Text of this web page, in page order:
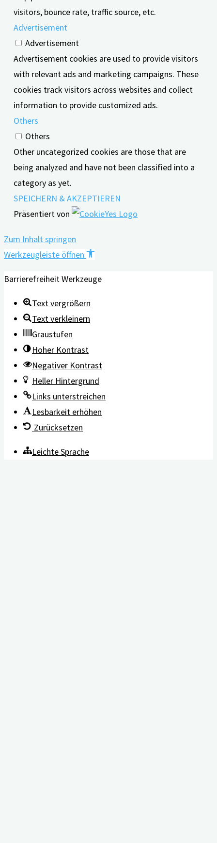
visitors, bounce rate, traffic source, etc.
Advertisement
Advertisement
Advertisement cookies are used to provide visitors
with relevant ads and marketing campaigns. These
cookies track visitors across websites and collect
information to provide customized ads.
Others
Others
Other uncategorized cookies are those that are
being analyzed and have not been classified into a
category as yet.
SPEICHERN & AKZEPTIEREN
Präsentiert von
Zum Inhalt springen
Werkzeugleiste öffnen
Barrierefreiheit Werkzeuge
Text vergrößern
Text verkleinern
Graustufen
Hoher Kontrast
Negativer Kontrast
Heller Hintergrund
Links unterstreichen
Lesbarkeit erhöhen
Zurücksetzen
Leichte Sprache